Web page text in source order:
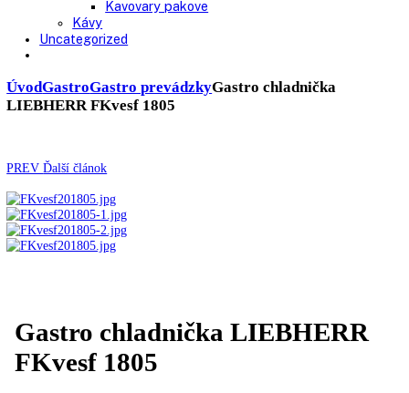
Mrazničky
Skriňové
Skladovanie výbušných látok
Kávovary
Kávy
ÚvodGastroGastro prevádzky
LIEBHERR FKvesf 1805
PREVĎalší článok